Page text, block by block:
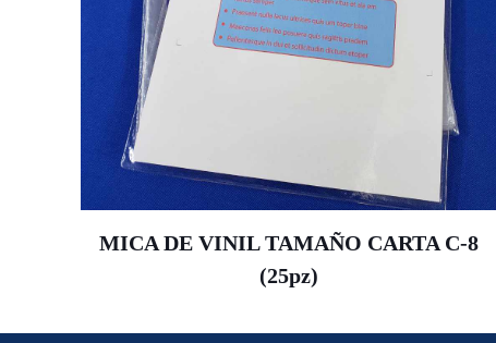
MICA DE VINIL TAMAÑO CARTA C-8
(25pz)